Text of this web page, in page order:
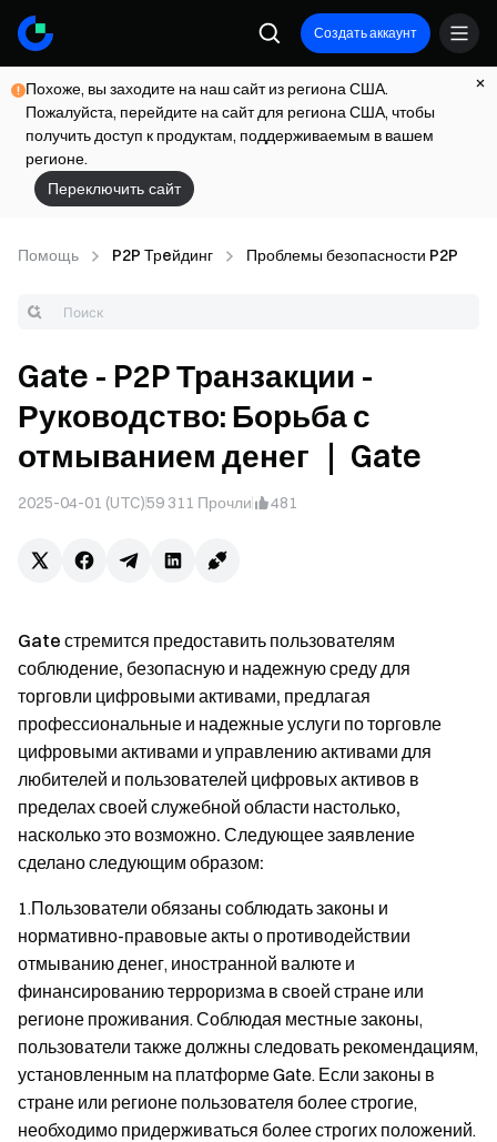
Создать аккаунт
Похоже, вы заходите на наш сайт из региона США.
Пожалуйста, перейдите на сайт для региона США, чтобы
получить доступ к продуктам, поддерживаемым в вашем
регионе.
Переключить сайт
Помощь P2P Трeйдинг Проблемы безопасности P2P
Gate - P2P Транзакции -
Руководство: Борьба с
отмыванием денег ｜ Gate
2025-04-01 (UTC)59 311 Прочли 481
Gate стремится предоставить пользователям
соблюдение, безопасную и надежную среду для
торговли цифровыми активами, предлагая
профессиональные и надежные услуги по торговле
цифровыми активами и управлению активами для
любителей и пользователей цифровых активов в
пределах своей служебной области настолько,
насколько это возможно. Следующее заявление
сделано следующим образом:
1.Пользователи обязаны соблюдать законы и
нормативно-правовые акты о противодействии
отмыванию денег, иностранной валюте и
финансированию терроризма в своей стране или
регионе проживания. Соблюдая местные законы,
пользователи также должны следовать рекомендациям,
установленным на платформе Gate. Если законы в
стране или регионе пользователя более строгие,
необходимо придерживаться более строгих положений.